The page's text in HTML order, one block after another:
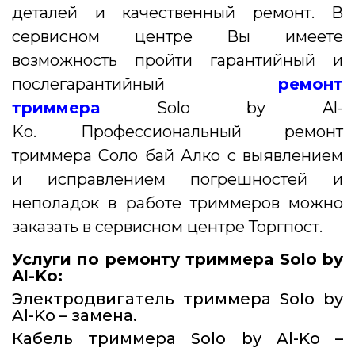
деталей и качественный ремонт. В
сервисном центре Вы имеете
возможность пройти гарантийный и
послегарантийный ремонт
триммера Solo by Al-
Ko.
Профессиональный ремонт
триммера Соло бай Алко с выявлением
и исправлением погрешностей и
неполадок в работе триммеров можно
заказать в сервисном центре Торгпост.
Услуги по ремонту триммера Solo by
Al-Ko:
Электродвигатель триммера Solo by
Al-Ko – замена.
Кабель триммера Solo by Al-Ko –